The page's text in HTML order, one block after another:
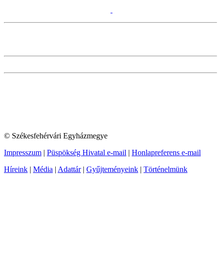
© Székesfehérvári Egyházmegye
Impresszum | Püspökség Hivatal e-mail | Honlapreferens e-mail
Híreink | Média | Adattár| Gyűjteményeink | Történelmünk